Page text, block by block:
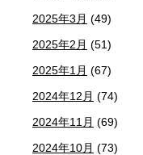
2025年3月 (49)
2025年2月 (51)
2025年1月 (67)
2024年12月 (74)
2024年11月 (69)
2024年10月 (73)